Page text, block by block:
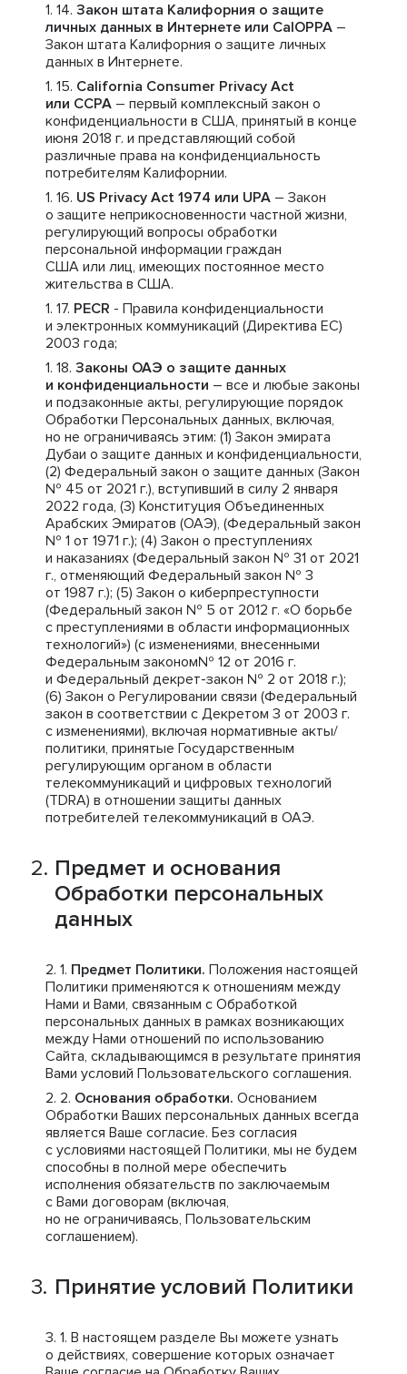
Закон штата Калифорния о защите
личных данных в Интернете или CalOPPA –
Закон штата Калифорния о защите личных
данных в Интернете.
California Consumer Privacy Act
или CCPA – первый комплексный закон о
конфиденциальности в США, принятый в конце
июня 2018 г. и представляющий собой
различные права на конфиденциальность
потребителям Калифорнии.
US Privacy Act 1974 или UPA – Закон
о защите неприкосновенности частной жизни,
регулирующий вопросы обработки
персональной информации граждан
США или лиц, имеющих постоянное место
жительства в США.
PECR - Правила конфиденциальности
и электронных коммуникаций (Директива ЕС)
2003 года;
Законы ОАЭ о защите данных
и конфиденциальности – все и любые законы
и подзаконные акты, регулирующие порядок
Обработки Персональных данных, включая,
но не ограничиваясь этим: (1) Закон эмирата
Дубаи о защите данных и конфиденциальности,
(2) Федеральный закон о защите данных (Закон
№ 45 от 2021 г.), вступивший в силу 2 января
2022 года, (3) Конституция Объединенных
Арабских Эмиратов (ОАЭ), (Федеральный закон
№ 1 от 1971 г.); (4) Закон о преступлениях
и наказаниях (Федеральный закон № 31 от 2021
г., отменяющий Федеральный закон № 3
от 1987 г.); (5) Закон о киберпреступности
(Федеральный закон № 5 от 2012 г. «О борьбе
с преступлениями в области информационных
технологий») (с изменениями, внесенными
Федеральным законом№ 12 от 2016 г.
и Федеральный декрет-закон № 2 от 2018 г.);
(6) Закон о Регулировании связи (Федеральный
закон в соответствии с Декретом 3 от 2003 г.
с изменениями), включая нормативные акты/
политики, принятые Государственным
регулирующим органом в области
телекоммуникаций и цифровых технологий
(TDRA) в отношении защиты данных
потребителей телекоммуникаций в ОАЭ.
Предмет и основания
Обработки персональных
данных
Предмет Политики. Положения настоящей
Политики применяются к отношениям между
Нами и Вами, связанным с Обработкой
персональных данных в рамках возникающих
между Нами отношений по использованию
Сайта, складывающимся в результате принятия
Вами условий Пользовательского соглашения.
Основания обработки. Основанием
Обработки Ваших персональных данных всегда
является Ваше согласие. Без согласия
с условиями настоящей Политики, мы не будем
способны в полной мере обеспечить
исполнения обязательств по заключаемым
с Вами договорам (включая,
но не ограничиваясь, Пользовательским
соглашением).
Принятие условий Политики
В настоящем разделе Вы можете узнать
о действиях, совершение которых означает